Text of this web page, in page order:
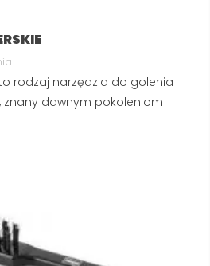
rodzaj narzędzia do golenia
znany dawnym pokoleniom